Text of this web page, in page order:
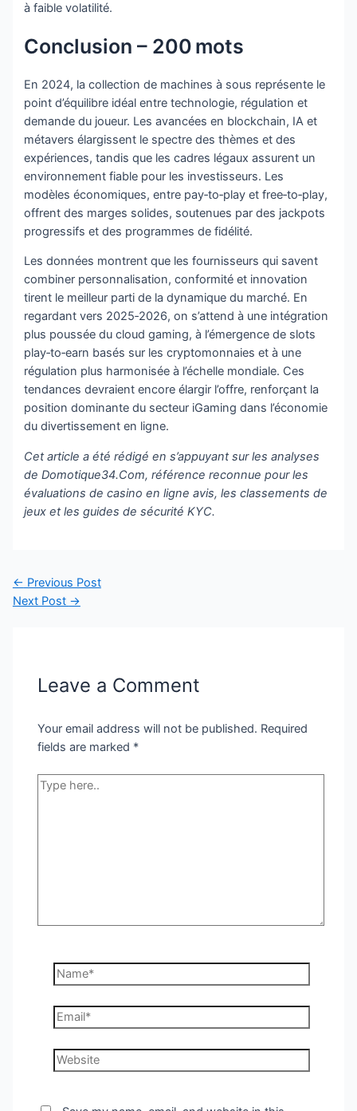
à faible volatilité.
Conclusion – 200 mots
En 2024, la collection de machines à sous représente le
point d’équilibre idéal entre technologie, régulation et
demande du joueur. Les avancées en blockchain, IA et
métavers élargissent le spectre des thèmes et des
expériences, tandis que les cadres légaux assurent un
environnement fiable pour les investisseurs. Les
modèles économiques, entre pay‑to‑play et free‑to‑play,
offrent des marges solides, soutenues par des jackpots
progressifs et des programmes de fidélité.
Les données montrent que les fournisseurs qui savent
combiner personnalisation, conformité et innovation
tirent le meilleur parti de la dynamique du marché. En
regardant vers 2025‑2026, on s’attend à une intégration
plus poussée du cloud gaming, à l’émergence de slots
play‑to‑earn basés sur les cryptomonnaies et à une
régulation plus harmonisée à l’échelle mondiale. Ces
tendances devraient encore élargir l’offre, renforçant la
position dominante du secteur iGaming dans l’économie
du divertissement en ligne.
Cet article a été rédigé en s’appuyant sur les analyses
de Domotique34.Com, référence reconnue pour les
évaluations de casino en ligne avis, les classements de
jeux et les guides de sécurité KYC.
Post
navigation
← Previous Post
Next Post →
Leave a Comment
Your email address will not be published. Required
fields are marked *
Type
Name*
Email*
Website